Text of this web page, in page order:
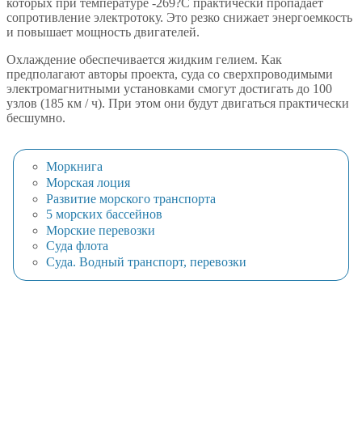
сопротивление электротоку. Это резко снижает энергоемкость
и повышает мощность двигателей.
Охлаждение обеспечивается жидким гелием. Как
предполагают авторы проекта, суда со сверхпроводимыми
электромагнитными установками смогут достигать до 100
узлов (185 км / ч). При этом они будут двигаться практически
бесшумно.
Моркнига
Морская лоция
Развитие морского транспорта
5 морских бассейнов
Морские перевозки
Суда флота
Суда. Водный транспорт, перевозки